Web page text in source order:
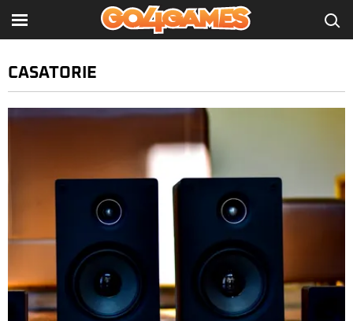
CASATORIE